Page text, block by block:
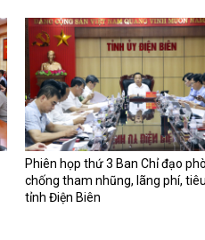
Phiên họp thứ 3 Ban Chỉ đạo
chống tham nhũng, lãng phí,
tỉnh Điện Biên